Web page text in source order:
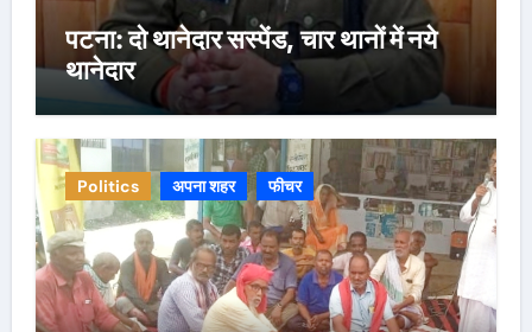
पटना: दो थानेदार सस्पेंड, चार थानों में नये
थानेदार
Politics अपना शहर फीचर